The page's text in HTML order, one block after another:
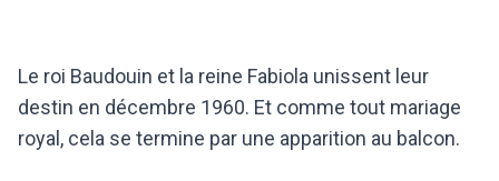
Le roi Baudouin et la reine Fabiola unissent leur
destin en décembre 1960. Et comme tout mariage
royal, cela se termine par une apparition au balcon.